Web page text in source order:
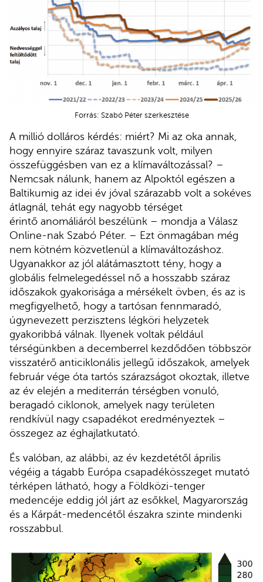
Forrás: Szabó Péter szerkesztése
A millió dolláros kérdés: miért? Mi az oka annak,
hogy ennyire száraz tavaszunk volt, milyen
összefüggésben van ez a klímaváltozással? –
Nemcsak nálunk, hanem az Alpoktól egészen a
Baltikumig az idei év jóval szárazabb volt a sokéves
átlagnál, tehát egy nagyobb térséget
érintő anomáliáról beszélünk – mondja a Válasz
Online-nak Szabó Péter. – Ezt önmagában még
nem kötném közvetlenül a klímaváltozáshoz.
Ugyanakkor az jól alátámasztott tény, hogy a
globális felmelegedéssel nő a hosszabb száraz
időszakok gyakorisága a mérsékelt övben, és az is
megfigyelhető, hogy a tartósan fennmaradó,
úgynevezett perzisztens légköri helyzetek
gyakoribbá válnak. Ilyenek voltak például
térségünkben a decemberrel kezdődően többször
visszatérő anticiklonális jellegű időszakok, amelyek
február vége óta tartós szárazságot okoztak, illetve
az év elején a mediterrán térségben vonuló,
beragadó ciklonok, amelyek nagy területen
rendkívül nagy csapadékot eredményeztek –
összegez az éghajlatkutató.
És valóban, az alábbi, az év kezdetétől április
végéig a tágabb Európa csapadékösszeget mutató
térképen látható, hogy a Földközi-tenger
medencéje eddig jól járt az esőkkel, Magyarország
és a Kárpát-medencétől északra szinte mindenki
rosszabbul.